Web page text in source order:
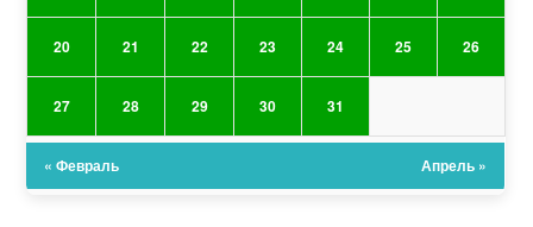
20 21 22 23 24 25 26
27 28 29 30 31
« Февраль Апрель »